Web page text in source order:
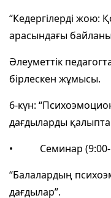
“Кедергілерді жою:
арасындағы
Әлеуметтік
бірлескен жұмысы.
6-күн:
дағдыларды
• Семинар (9:00-
“Балалардың
дағдылар”.